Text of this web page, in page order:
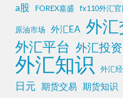
a股 FOREX嘉盛 fx110外汇官
原油市场 外汇EA 外汇
外汇平台 外汇投资
外汇知识 外汇
日元 期货交易 期货知识